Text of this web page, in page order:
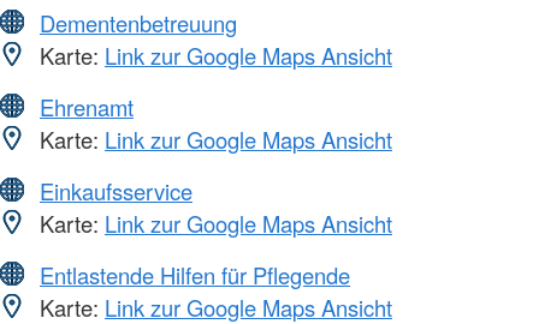
Dementenbetreuung
Karte: Link zur Google Maps Ansicht
Ehrenamt
Karte: Link zur Google Maps Ansicht
Einkaufsservice
Karte: Link zur Google Maps Ansicht
Entlastende Hilfen für Pflegende
Karte: Link zur Google Maps Ansicht